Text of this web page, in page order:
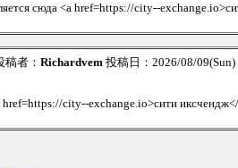
сюда <a href=https://city--
稿者： Richardvem 投稿日：2026/08/
href=https://city--exchange.io>сити